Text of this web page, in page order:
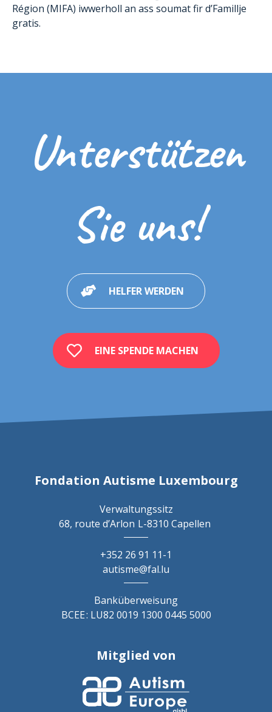
Région (MIFA) iwwerholl an ass soumat fir d’Famillje
gratis.
Unterstützen
Sie uns!
HELFER WERDEN
EINE SPENDE MACHEN
Fondation Autisme Luxembourg
Verwaltungssitz
68, route d’Arlon L-8310 Capellen
+352 26 91 11-1
autisme@fal.lu
Banküberweisung
BCEE : LU82 0019 1300 0445 5000
Mitglied von